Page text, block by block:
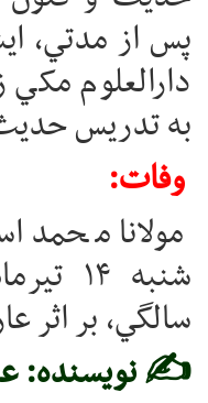
پس از مدتي،
دارالعلوم
به تدريس
وفات:
مولانا محمد
سالگي، بر
✍ نویسنده: